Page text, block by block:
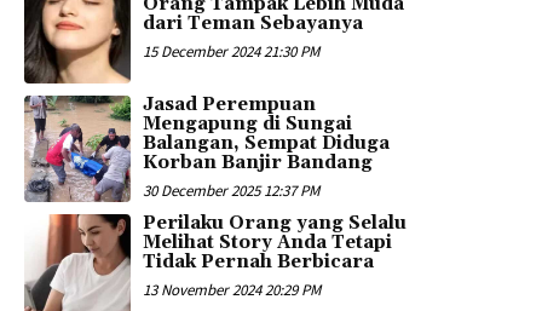
dari Teman Sebayanya
15 December 2024 21:30 PM
Jasad Perempuan
Mengapung di Sungai
Balangan, Sempat Diduga
Korban Banjir Bandang
30 December 2025 12:37 PM
Perilaku Orang yang Selalu
Melihat Story Anda Tetapi
Tidak Pernah Berbicara
13 November 2024 20:29 PM